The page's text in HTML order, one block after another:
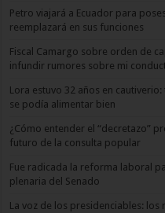
Petro viajará a Ecuador para
reemplazará en sus funciones
Fiscal Camargo sobre orden de
infundir rumores sobre mi
Lora estuvo 32 años en
se podía alimentar bien
¿Cómo entender el “decretazo”
futuro de la consulta popular
Fue radicada la reforma laboral
plenaria del Senado
La voz de los presidenciables: